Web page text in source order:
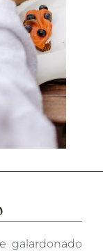
galardonado